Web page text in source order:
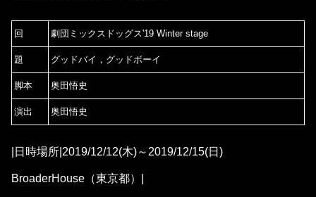
回 劇団ミックスドッグス'19 Winter stage
題 グッドバイ，グッドボーイ
脚本 奥田悟史
演出 奥田悟史
|日時場所|2019/12/12(木)～2019/12/15(日)
BroaderHouse（東京都）|